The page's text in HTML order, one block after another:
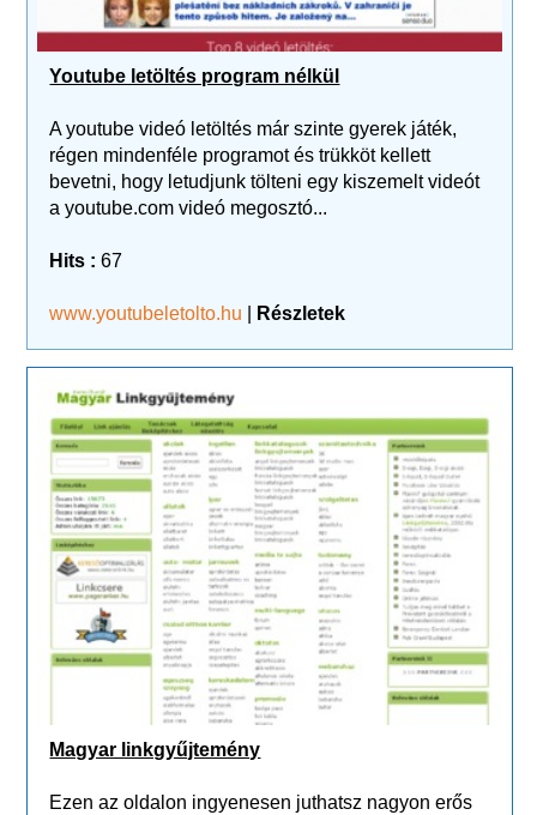
Youtube letöltés program nélkül
A youtube videó letöltés már szinte gyerek játék,
régen mindenféle programot és trükköt kellett
bevetni, hogy letudjunk tölteni egy kiszemelt videót
a youtube.com videó megosztó...
Hits : 67
www.youtubeletolto.hu Részletek
Magyar linkgyűjtemény
Ezen az oldalon ingyenesen juthatsz nagyon erős